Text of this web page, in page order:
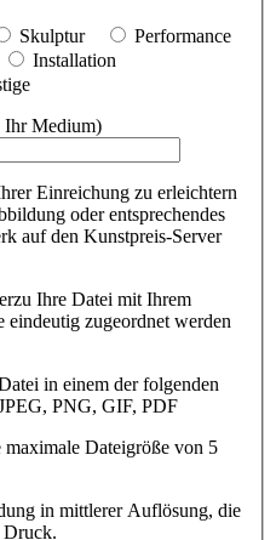
Skulptur
Performance
Installation
Ihr Medium)
Einreichung zu erleichtern
oder entsprechendes
auf den Kunstpreis-Server
Ihre Datei mit Ihrem
eindeutig zugeordnet werden
in einem der folgenden
PNG, GIF, PDF
maximale Dateigröße von 5
in mittlerer Auflösung, die
Druck.